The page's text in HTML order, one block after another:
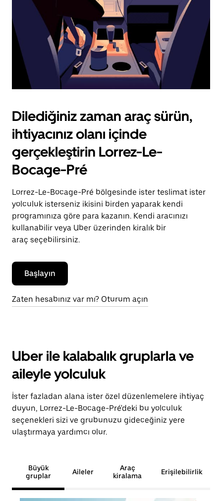
Dilediğiniz zaman araç sürün,
ihtiyacınız olanı içinde
gerçekleştirin Lorrez-Le-
Bocage-Pré
Lorrez-Le-Bocage-Pré bölgesinde ister teslimat ister
yolculuk isterseniz ikisini birden yaparak kendi
programınıza göre para kazanın. Kendi aracınızı
kullanabilir veya Uber üzerinden kiralık bir
araç seçebilirsiniz.
Başlayın
Zaten hesabınız var mı? Oturum açın
Uber ile kalabalık gruplarla ve
aileyle yolculuk
İster fazladan alana ister özel düzenlemelere ihtiyaç
duyun, Lorrez-Le-Bocage-Pré'deki bu yolculuk
seçenekleri sizi ve grubunuzu gideceğiniz yere
ulaştırmaya yardımcı olur.
Büyük
gruplar
Aileler
Araç
kiralama
Erişilebilirlik